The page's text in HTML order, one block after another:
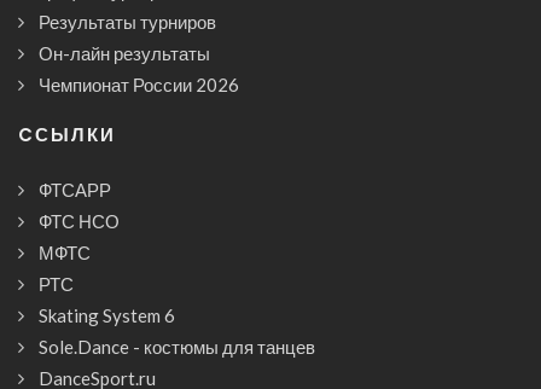
Результаты турниров
Он-лайн результаты
Чемпионат России 2026
CСЫЛКИ
ФТСАРР
ФТС НСО
МФТС
РТС
Skating System 6
Sole.Dance - костюмы для танцев
DanceSport.ru